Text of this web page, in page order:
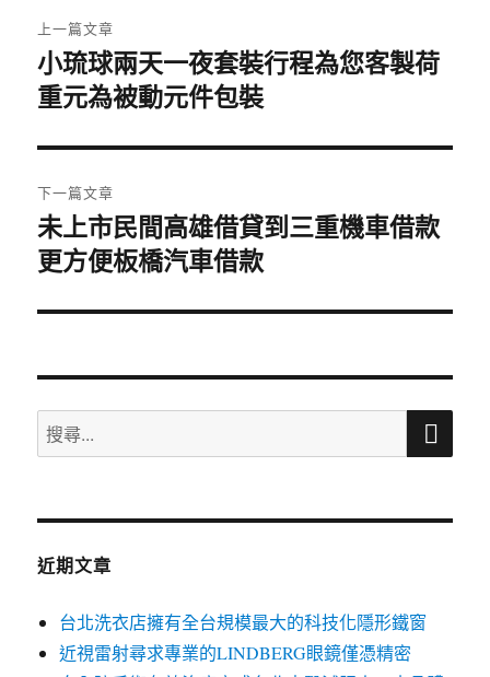
章
導
覽
上一篇文章
上
一
文
章:
小琉球兩天一夜套裝行程為您客製荷
重元為被動元件包裝
下一篇文章
下
一
文
未上市民間高雄借貸到三重機車借款
更方便板橋汽車借款
搜
尋
鍵
搜
近期文章
台北洗衣店擁有全台規模最大的科技化隱形鐵窗
近視雷射尋求專業的LINDBERG眼鏡僅憑精密